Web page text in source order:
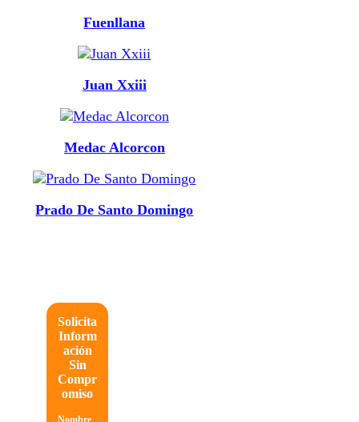
Fuenllana
Juan Xxiii
Medac Alcorcon
Prado De Santo Domingo
Solicita
Inform
ación
Sin
Compr
omiso
Nombre